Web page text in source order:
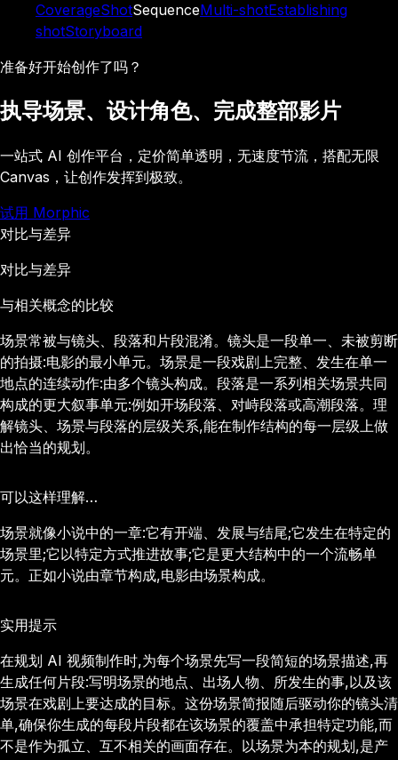
CoverageShotSequenceMulti-shotEstablishing
shotStoryboard
准备好开始创作了吗？
执导场景、设计角色、完成整部影片
一站式 AI 创作平台，定价简单透明，无速度节流，搭配无限
Canvas，让创作发挥到极致。
试用 Morphic
对比与差异
对比与差异
与相关概念的比较
场景常被与镜头、段落和片段混淆。镜头是一段单一、未被剪断
的拍摄:电影的最小单元。场景是一段戏剧上完整、发生在单一
地点的连续动作:由多个镜头构成。段落是一系列相关场景共同
构成的更大叙事单元:例如开场段落、对峙段落或高潮段落。理
解镜头、场景与段落的层级关系,能在制作结构的每一层级上做
出恰当的规划。
可以这样理解…
场景就像小说中的一章:它有开端、发展与结尾;它发生在特定的
场景里;它以特定方式推进故事;它是更大结构中的一个流畅单
元。正如小说由章节构成,电影由场景构成。
实用提示
在规划 AI 视频制作时,为每个场景先写一段简短的场景描述,再
生成任何片段:写明场景的地点、出场人物、所发生的事,以及该
场景在戏剧上要达成的目标。这份场景简报随后驱动你的镜头清
单,确保你生成的每段片段都在该场景的覆盖中承担特定功能,而
不是作为孤立、互不相关的画面存在。以场景为本的规划,是产